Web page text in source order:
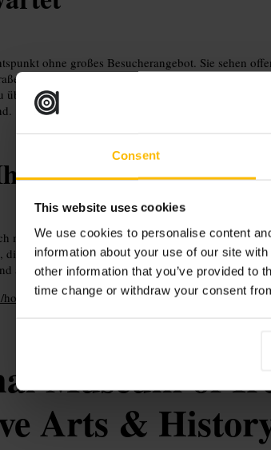
Consent
This website uses cookies
We use cookies to personalise content
information about your use of our site
other information that you’ve provided to
time change or withdraw your consent
ohne großes Besucherangebot. Sie sehen
Der Ort eignet sich für Fotoanhalte, kurze
überblicken. Es gibt keine umfangreichen
Besuch
mit einem Spaziergang durch Smithfield und
die Aussicht ist offen und windanfällig. Nehmen Sie
achten Sie auf festes Schuhwerk für Wege rund
hostels/dublin/skyview-tower
Museum of
Arts &